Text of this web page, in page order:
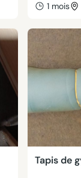
1 mois
Tapis de